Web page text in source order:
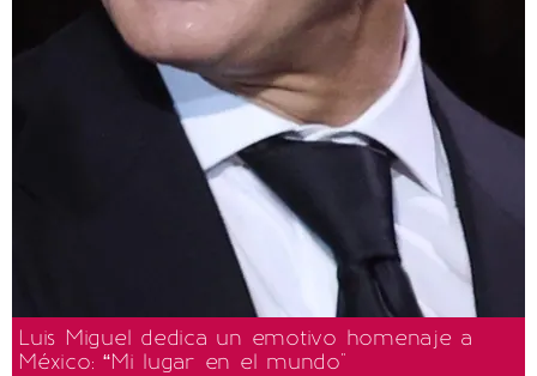
Luis Miguel dedica un emotivo homenaje a
México: “Mi lugar en el mundo"